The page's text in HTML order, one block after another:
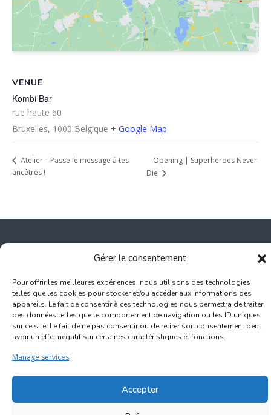
Gérer le consentement
Pour offrir les meilleures expériences, nous utilisons des technologies
telles que les cookies pour stocker et/ou accéder aux informations des
appareils. Le fait de consentir à ces technologies nous permettra de traiter
des données telles que le comportement de navigation ou les ID uniques
sur ce site. Le fait de ne pas consentir ou de retirer son consentement peut
avoir un effet négatif sur certaines caractéristiques et fonctions.
Manage services
Accepter
VENUE
Kombi Bar
rue haute 60
Bruxelles, 1000 Belgique + Google Map
Atelier – Passe le message à tes
ancêtres !
Opening | Superheroes Never
Die
Association des Commerçants du Quartier Bruegel et des
Marolles
Rue Haute 77 - 1000 Bruxelles
©2017-2026
ascombrueg@outlook.com